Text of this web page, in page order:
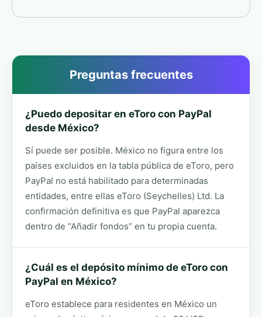
Preguntas frecuentes
¿Puedo depositar en eToro con PayPal
desde México?
Sí puede ser posible. México no figura entre los
países excluidos en la tabla pública de eToro, pero
PayPal no está habilitado para determinadas
entidades, entre ellas eToro (Seychelles) Ltd. La
confirmación definitiva es que PayPal aparezca
dentro de “Añadir fondos” en tu propia cuenta.
¿Cuál es el depósito mínimo de eToro con
PayPal en México?
eToro establece para residentes en México un